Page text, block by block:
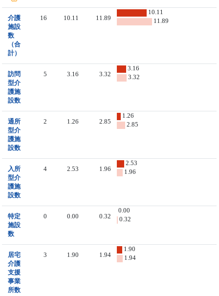
介護
施設
数
（合
計）
16 10.11 11.89
10.11
11.89
訪問
型介
護施
設数
5 3.16 3.32
3.16
3.32
通所
型介
護施
設数
2 1.26 2.85
1.26
2.85
入所
型介
護施
設数
4 2.53 1.96
2.53
1.96
特定
施設
数
0 0.00 0.32
0.00
0.32
居宅
介護
支援
事業
所数
3 1.90 1.94
1.90
1.94